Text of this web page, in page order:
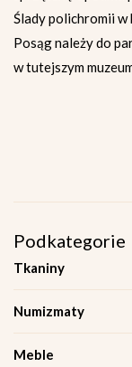
Ślady polichromii w
Posąg należy do
w tutejszym
Podkategorie
Tkaniny
Numizmaty
Meble